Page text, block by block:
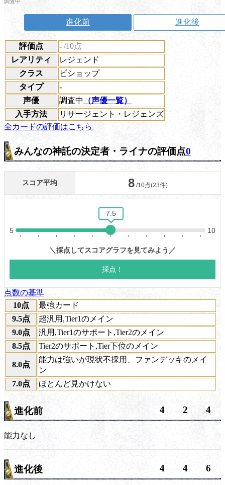
進化前 進化後
評価点 - /10点
レアリティ
レジェンド
クラス
ビショップ
タイプ
-
声優
調査中
（声優一覧）
入手方法
リサージェント・レジェンズ
全カードの評価はこちら
みんなの神託の決定者・ライナの評価点0
点数の基準
10点
最強カード
9.5点
超汎用,Tier1のメイン
9.0点
汎用,Tier1のサポート,Tier2のメイン
8.5点
Tier2のサポート,Tier下位のメイン
8.0点
能力は強いが現状不採用、ファンデッキのメイ
ン
7.0点
ほとんど見かけない
進化前 4 2 4
能力なし
進化後 4 4 6